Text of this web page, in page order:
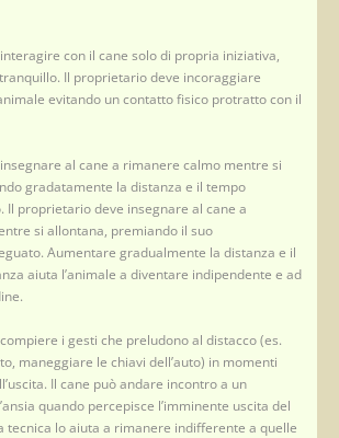
con il cane solo di propria iniziativa,
Il proprietario deve incoraggiare
evitando un contatto fisico protratto con il
al cane a rimanere calmo mentre si
gradatamente la distanza e il tempo
Il proprietario deve insegnare al cane a
si allontana, premiando il suo
Aumentare gradualmente la distanza e il
aiuta l’animale a diventare indipendente e ad
i gesti che preludono al distacco (es.
maneggiare le chiavi dell’auto) in momenti
Il cane può andare incontro a un
quando percepisce l’imminente uscita del
tecnica lo aiuta a rimanere indifferente a quelle